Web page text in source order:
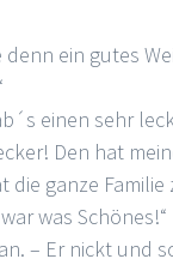
denn ein gutes
einen sehr
Den hat
die ganze Familie
was Schönes!“
– Er nickt und